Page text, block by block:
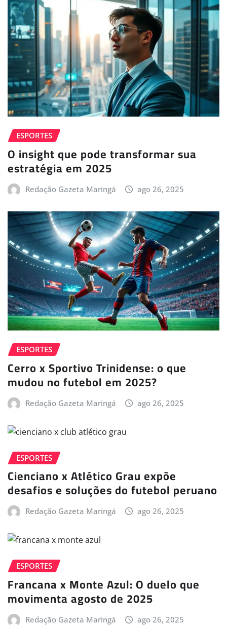
ESPORTES
O insight que pode transformar sua
estratégia em 2025
Redação Gazeta Maringá ago 26, 2025
ESPORTES
Cerro x Sportivo Trinidense: o que
mudou no futebol em 2025?
Redação Gazeta Maringá ago 26, 2025
ESPORTES
Cienciano x Atlético Grau expõe
desafios e soluções do futebol peruano
Redação Gazeta Maringá ago 26, 2025
ESPORTES
Francana x Monte Azul: O duelo que
movimenta agosto de 2025
Redação Gazeta Maringá ago 26, 2025